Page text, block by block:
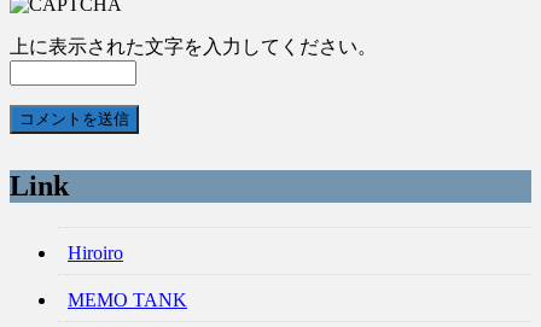
上に表示された文字を入力してください。
Link
Hiroiro
MEMO TANK